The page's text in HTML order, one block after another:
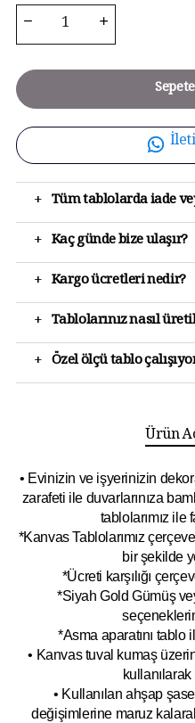
+ Tüm tablolarda iade
+ Kaç günde bize ulaşır?
+ Kargo ücretleri nedir?
+ Tablolarınız nasıl
+ Özel ölçü tablo
Ürün
• Evinizin ve işyerinizin
zarafeti ile duvarlarınıza
tablolarımız ile
*Kanvas Tablolarımız
bir şekilde
*Ücreti karşılığı
*Siyah Gold Gümüş
*Asma aparatını tablo
• Kanvas tuval kumaş
kullanılarak
• Kullanılan ahşap şase
değişimlerine maruz